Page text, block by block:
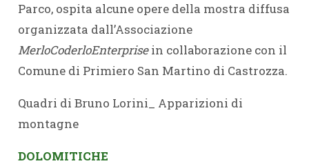
Parco, ospita alcune opere della mostra diffusa
organizzata dall’Associazione
MerloCoderloEnterprisein collaborazione con il
Comune di Primiero San Martino di Castrozza.
Quadri di Bruno Lorini_ Apparizioni di
montagne
DOLOMITICHE